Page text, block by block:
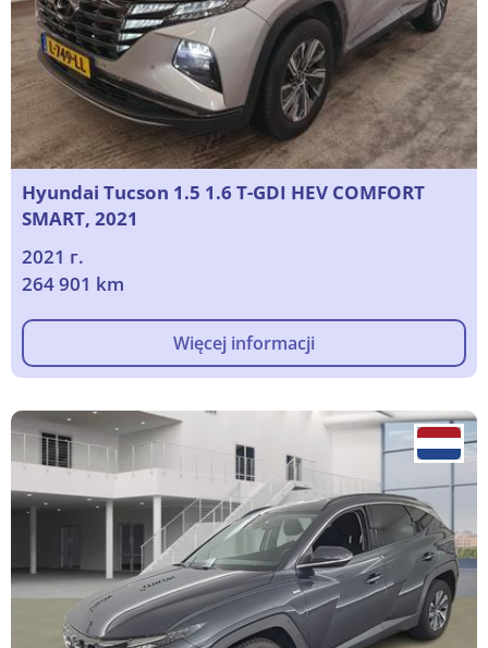
Hyundai Tucson 1.5 1.6 T-GDI HEV COMFORT
SMART, 2021
2021 г.
264 901 km
Więcej informacji